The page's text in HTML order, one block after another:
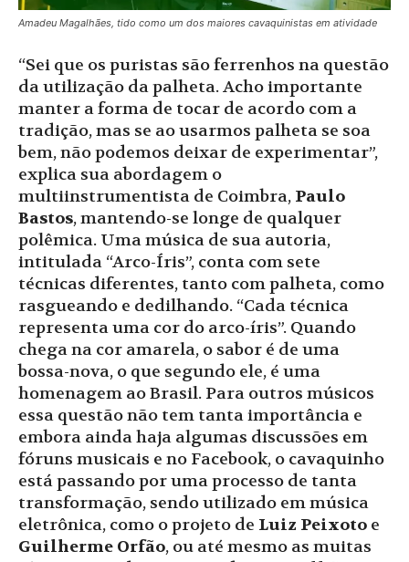
Amadeu Magalhães, tido como um dos maiores cavaquinistas em atividade
“Sei que os puristas são ferrenhos na questão
da utilização da palheta. Acho importante
manter a forma de tocar de acordo com a
tradição, mas se ao usarmos palheta se soa
bem, não podemos deixar de experimentar”,
explica sua abordagem o
multiinstrumentista de Coimbra, Paulo
Bastos, mantendo-se longe de qualquer
polêmica. Uma música de sua autoria,
intitulada “Arco-Íris”, conta com sete
técnicas diferentes, tanto com palheta, como
rasgueando e dedilhando. “Cada técnica
representa uma cor do arco-íris”. Quando
chega na cor amarela, o sabor é de uma
bossa-nova, o que segundo ele, é uma
homenagem ao Brasil. Para outros músicos
essa questão não tem tanta importância e
embora ainda haja algumas discussões em
fóruns musicais e no Facebook, o cavaquinho
está passando por uma processo de tanta
transformação, sendo utilizado em música
eletrônica, como o projeto de Luiz Peixoto e
Guilherme Orfão, ou até mesmo as muitas